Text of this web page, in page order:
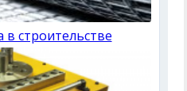
в строительстве